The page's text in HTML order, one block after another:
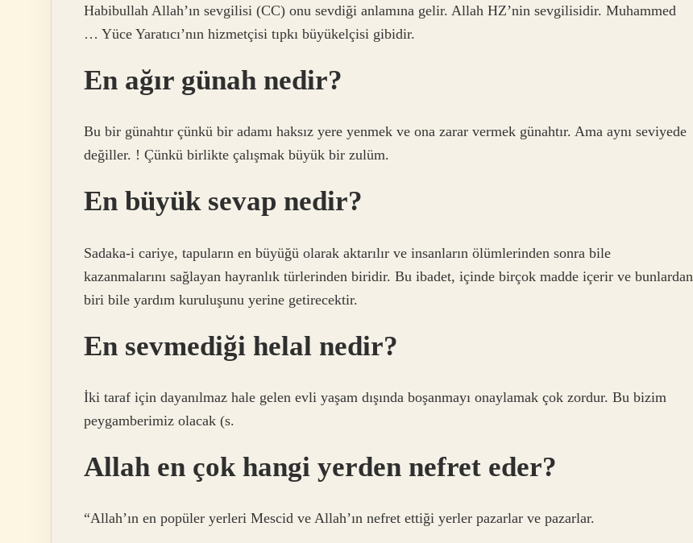
Habibullah Allah’ın sevgilisi (CC) onu sevdiği anlamına gelir. Allah HZ’nin sevgilisidir. Muhammed
… Yüce Yaratıcı’nın hizmetçisi tıpkı büyükelçisi gibidir.
En ağır günah nedir?
Bu bir günahtır çünkü bir adamı haksız yere yenmek ve ona zarar vermek günahtır. Ama aynı seviyede
değiller. ! Çünkü birlikte çalışmak büyük bir zulüm.
En büyük sevap nedir?
Sadaka-i cariye, tapuların en büyüğü olarak aktarılır ve insanların ölümlerinden sonra bile
kazanmalarını sağlayan hayranlık türlerinden biridir. Bu ibadet, içinde birçok madde içerir ve bunlardan
biri bile yardım kuruluşunu yerine getirecektir.
En sevmediği helal nedir?
İki taraf için dayanılmaz hale gelen evli yaşam dışında boşanmayı onaylamak çok zordur. Bu bizim
peygamberimiz olacak (s.
Allah en çok hangi yerden nefret eder?
“Allah’ın en popüler yerleri Mescid ve Allah’ın nefret ettiği yerler pazarlar ve pazarlar.